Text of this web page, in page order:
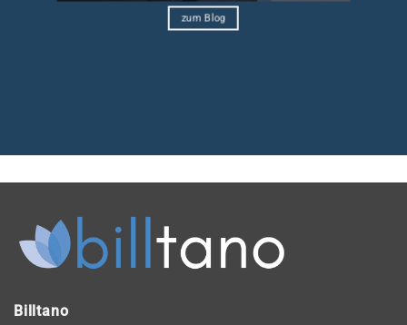
zum Blog
Billtano